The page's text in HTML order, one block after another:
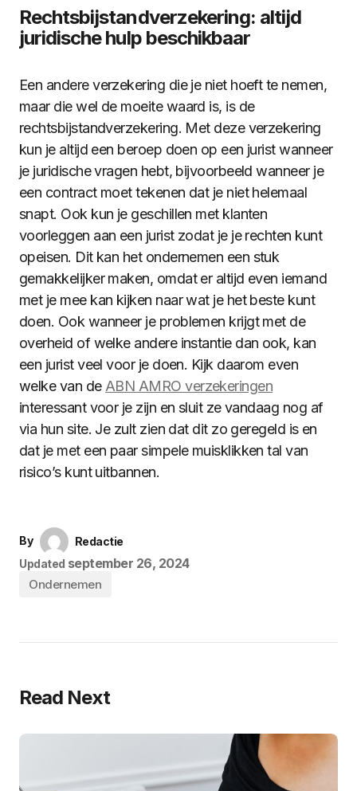
Rechtsbijstandverzekering: altijd
juridische hulp beschikbaar
Een andere verzekering die je niet hoeft te nemen,
maar die wel de moeite waard is, is de
rechtsbijstandverzekering. Met deze verzekering
kun je altijd een beroep doen op een jurist wanneer
je juridische vragen hebt, bijvoorbeeld wanneer je
een contract moet tekenen dat je niet helemaal
snapt. Ook kun je geschillen met klanten
voorleggen aan een jurist zodat je je rechten kunt
opeisen. Dit kan het ondernemen een stuk
gemakkelijker maken, omdat er altijd even iemand
met je mee kan kijken naar wat je het beste kunt
doen. Ook wanneer je problemen krijgt met de
overheid of welke andere instantie dan ook, kan
een jurist veel voor je doen. Kijk daarom even
welke van de ABN AMRO verzekeringen
interessant voor je zijn en sluit ze vandaag nog af
via hun site. Je zult zien dat dit zo geregeld is en
dat je met een paar simpele muisklikken tal van
risico’s kunt uitbannen.
By
Redactie
Updated september 26, 2024
Ondernemen
Read Next